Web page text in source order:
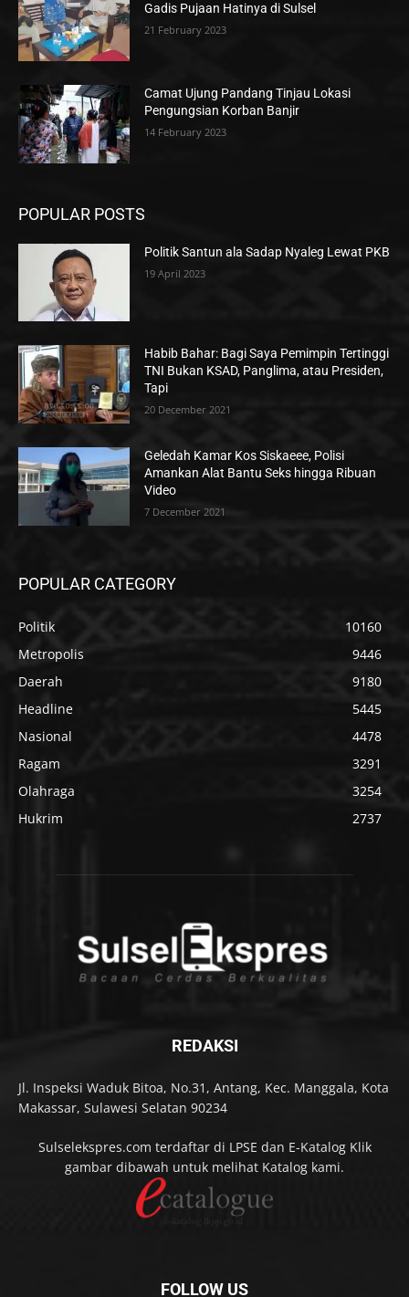
Gadis Pujaan Hatinya di Sulsel
21 February 2023
Camat Ujung Pandang Tinjau Lokasi
Pengungsian Korban Banjir
14 February 2023
POPULAR POSTS
Politik Santun ala Sadap Nyaleg Lewat PKB
19 April 2023
Habib Bahar: Bagi Saya Pemimpin Tertinggi
TNI Bukan KSAD, Panglima, atau Presiden,
Tapi
20 December 2021
Geledah Kamar Kos Siskaeee, Polisi
Amankan Alat Bantu Seks hingga Ribuan
Video
7 December 2021
POPULAR CATEGORY
Politik
10160
Metropolis
9446
Daerah
9180
Headline
5445
Nasional
4478
Ragam
3291
Olahraga
3254
Hukrim
2737
REDAKSI
Jl. Inspeksi Waduk Bitoa, No.31, Antang, Kec. Manggala, Kota
Makassar, Sulawesi Selatan 90234
Sulselekspres.com terdaftar di LPSE dan E-Katalog Klik
gambar dibawah untuk melihat Katalog kami.
FOLLOW US